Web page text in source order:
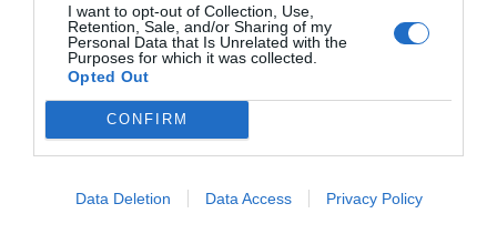
I want to opt-out of Collection, Use,
Retention, Sale, and/or Sharing of my
Personal Data that Is Unrelated with the
Purposes for which it was collected.
Opted Out
CONFIRM
Data Deletion Data Access Privacy Policy
του πρώην δασκάλου Συριζαίους και νυν
Κασσελακικου;Τέτοιοι τύποι είναι απλά να
λένε ψέματα και να βρίζουν
Πρόσθεσε ένα σχόλιο